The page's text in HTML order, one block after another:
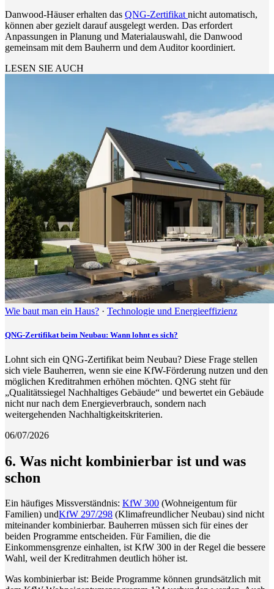
Danwood-Häuser erhalten das QNG-Zertifikat nicht automatisch,
können aber gezielt darauf ausgelegt werden. Das erfordert
Anpassungen in Planung und Materialauswahl, die Danwood
gemeinsam mit dem Bauherrn und dem Auditor koordiniert.
LESEN SIE AUCH
Wie baut man ein Haus? · Technologie und Energieeffizienz
QNG-Zertifikat beim Neubau: Wann lohnt es sich?
Lohnt sich ein QNG-Zertifikat beim Neubau? Diese Frage stellen
sich viele Bauherren, wenn sie eine KfW-Förderung nutzen und den
möglichen Kreditrahmen erhöhen möchten. QNG steht für
„Qualitätssiegel Nachhaltiges Gebäude“ und bewertet ein Gebäude
nicht nur nach dem Energieverbrauch, sondern nach
weitergehenden Nachhaltigkeitskriterien.
06/07/2026
6. Was nicht kombinierbar ist und was
schon
Ein häufiges Missverständnis: KfW 300 (Wohneigentum für
Familien) undKfW 297/298 (Klimafreundlicher Neubau) sind nicht
miteinander kombinierbar. Bauherren müssen sich für eines der
beiden Programme entscheiden. Für Familien, die die
Einkommensgrenze einhalten, ist KfW 300 in der Regel die bessere
Wahl, weil der Kreditrahmen deutlich höher ist.
Was kombinierbar ist: Beide Programme können grundsätzlich mit